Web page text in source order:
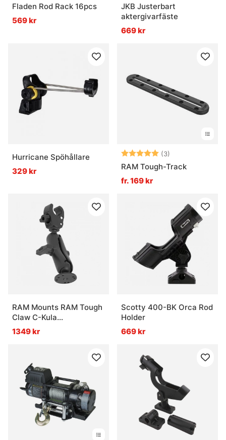
Fladen Rod Rack 16pcs
569 kr
JKB Justerbart
aktergivarfäste
669 kr
Hurricane Spöhållare
329 kr
Betyg: (3)
RAM Tough-Track
fr. 169 kr
RAM Mounts RAM Tough
Claw C-Kula
Elmotorstabilisator
1349 kr
Scotty 400-BK Orca Rod
Holder
669 kr